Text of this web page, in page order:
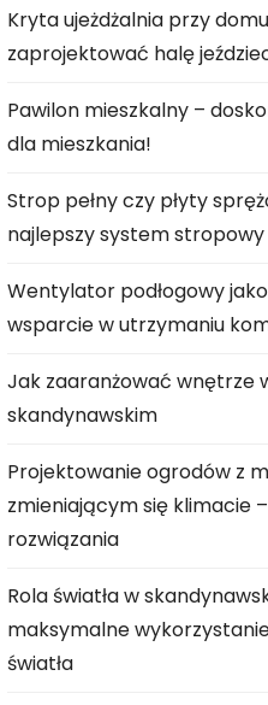
Kryta ujeżdżalnia przy
zaprojektować halę
Pawilon mieszkalny –
dla mieszkania!
Strop pełny czy płyty
najlepszy system
Wentylator podłogowy
wsparcie w utrzymaniu
Jak zaaranżować wnętrze
skandynawskim
Projektowanie ogrodów z
zmieniającym się klimacie
rozwiązania
Rola światła w
maksymalne
światła